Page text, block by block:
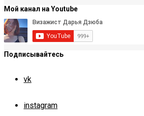
Мой канал на Youtube
Подписывайтесь
vk
instagram